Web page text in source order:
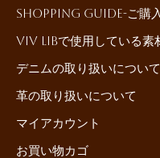
Shopping Guide-ご購入
ViV LiBで使用している素
デニムの取り扱いについて
革の取り扱いについて
マイアカウント
お買い物カゴ